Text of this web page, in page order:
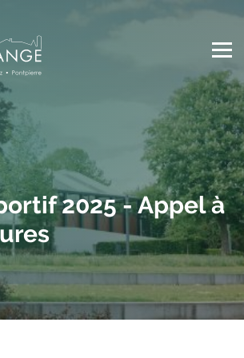
2025 - Appel à